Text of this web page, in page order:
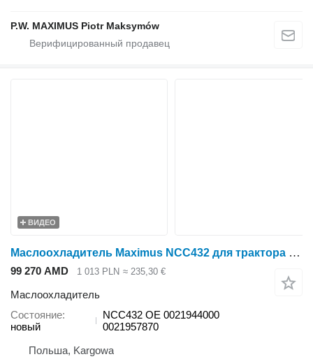
P.W. MAXIMUS Piotr Maksymów
ВИДЕО
Маслоохладитель Maximus NCC432 для трактора колесного Claas AXION 850-800 850-810 870-810 880-810
99 270 AMD 1 013 PLN ≈ 235,30 €
Маслоохладитель
Состояние
новый
NCC432 OE 0021944000
0021957870
Польша, Kargowa